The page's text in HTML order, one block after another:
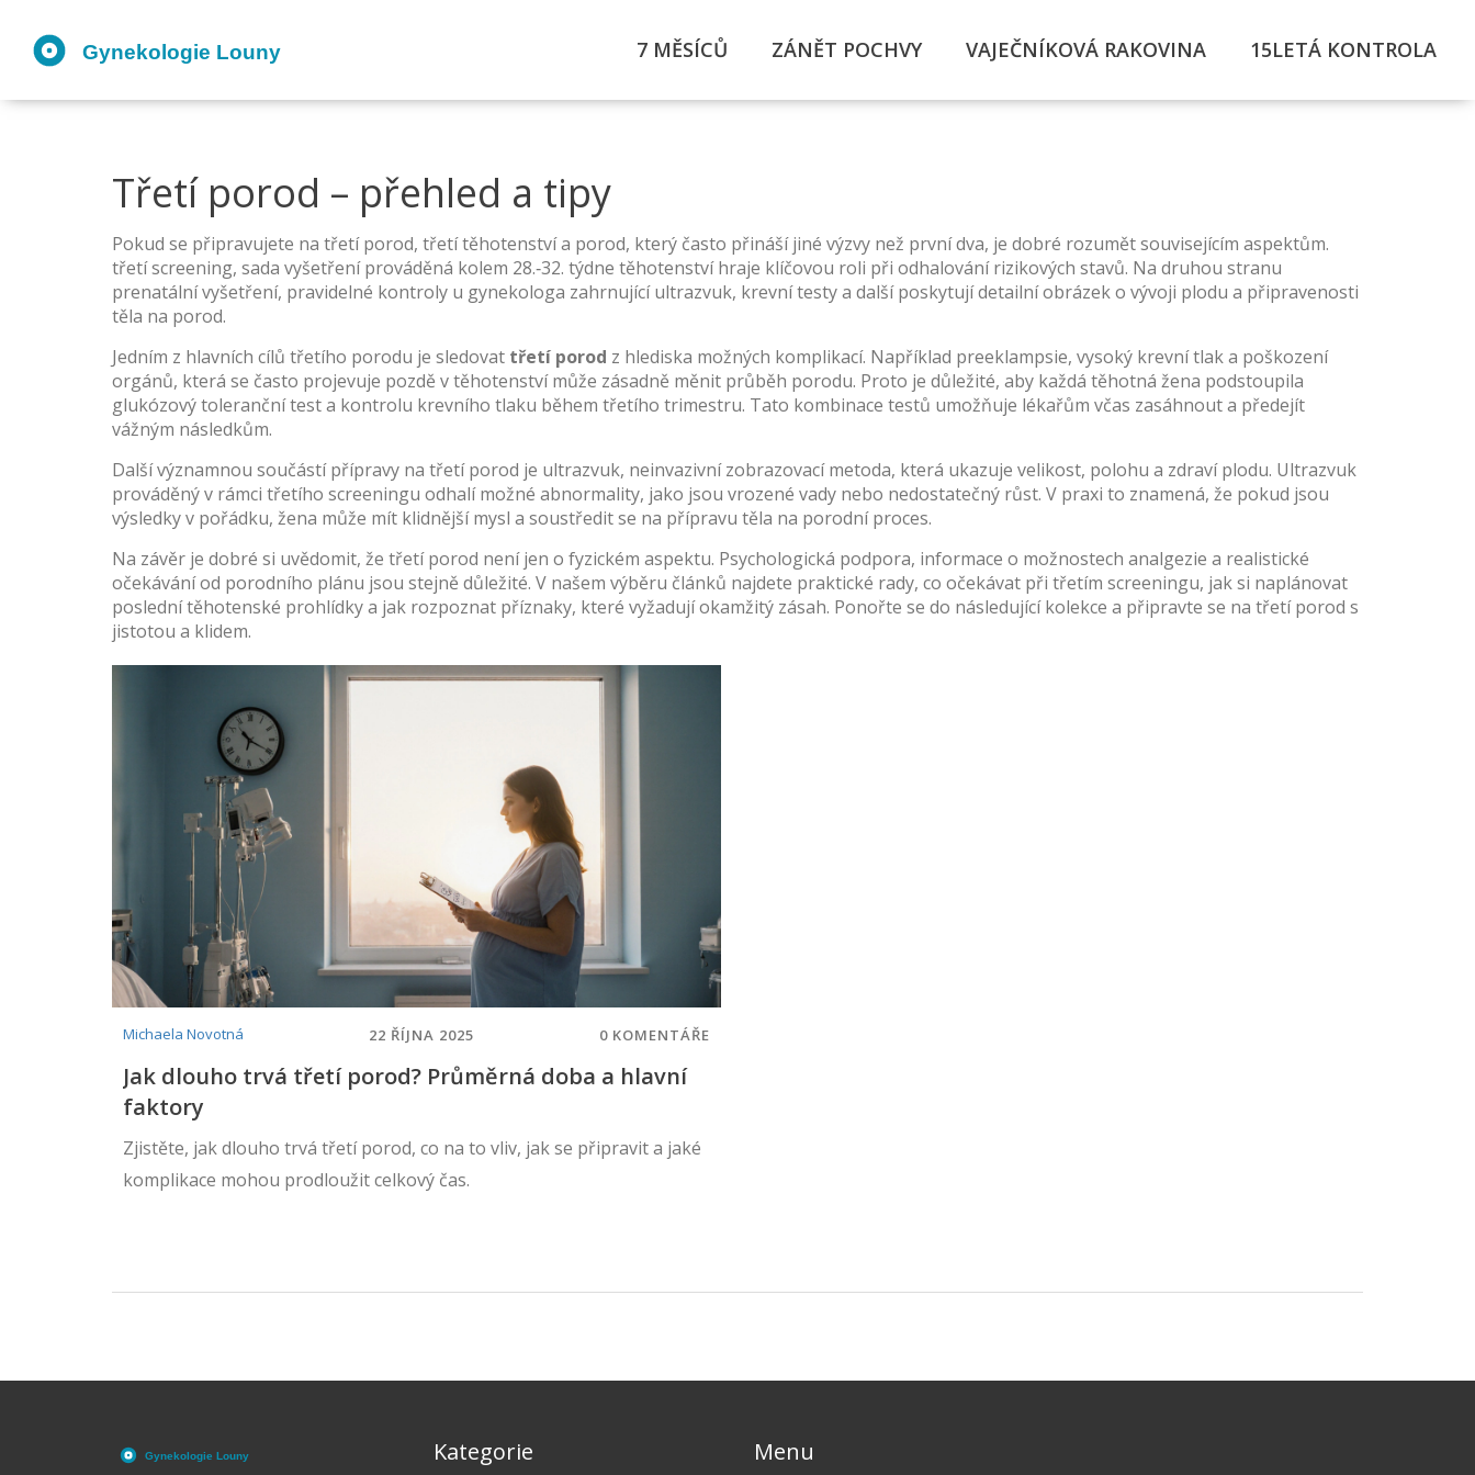
7 MĚSÍCŮ ZÁNĚT POCHVY VAJEČNÍKOVÁ RAKOVINA 15LETÁ KONTROLA
Třetí porod – přehled a tipy
Pokud se připravujete na třetí porod, třetí těhotenství a porod, který často přináší jiné výzvy než první dva, je dobré rozumět souvisejícím aspektům.
třetí screening, sada vyšetření prováděná kolem 28.‑32. týdne těhotenstvíhraje klíčovou roli při odhalování rizikových stavů. Na druhou stranu
prenatální vyšetření, pravidelné kontroly u gynekologa zahrnující ultrazvuk, krevní testy a dalšíposkytují detailní obrázek o vývoji plodu a připravenosti
těla na porod.
Jedním z hlavních cílů třetího porodu je sledovat třetí porod z hlediska možných komplikací. Například preeklampsie, vysoký krevní tlak a poškození
orgánů, která se často projevuje pozdě v těhotenstvímůže zásadně měnit průběh porodu. Proto je důležité, aby každá těhotná žena podstoupila
glukózový toleranční test a kontrolu krevního tlaku během třetího trimestru. Tato kombinace testů umožňuje lékařům včas zasáhnout a předejít
vážným následkům.
Další významnou součástí přípravy na třetí porod je ultrazvuk, neinvazivní zobrazovací metoda, která ukazuje velikost, polohu a zdraví plodu. Ultrazvuk
prováděný v rámci třetího screeningu odhalí možné abnormality, jako jsou vrozené vady nebo nedostatečný růst. V praxi to znamená, že pokud jsou
výsledky v pořádku, žena může mít klidnější mysl a soustředit se na přípravu těla na porodní proces.
Na závěr je dobré si uvědomit, že třetí porod není jen o fyzickém aspektu. Psychologická podpora, informace o možnostech analgezie a realistické
očekávání od porodního plánu jsou stejně důležité. V našem výběru článků najdete praktické rady, co očekávat při třetím screeningu, jak si naplánovat
poslední těhotenské prohlídky a jak rozpoznat příznaky, které vyžadují okamžitý zásah. Ponořte se do následující kolekce a připravte se na třetí porod s
jistotou a klidem.
Michaela Novotná 22 ŘÍJNA 2025 0 KOMENTÁŘE
Jak dlouho trvá třetí porod? Průměrná doba a hlavní
faktory
Zjistěte, jak dlouho trvá třetí porod, co na to vliv, jak se připravit a jaké
komplikace mohou prodloužit celkový čas.
Kategorie Menu